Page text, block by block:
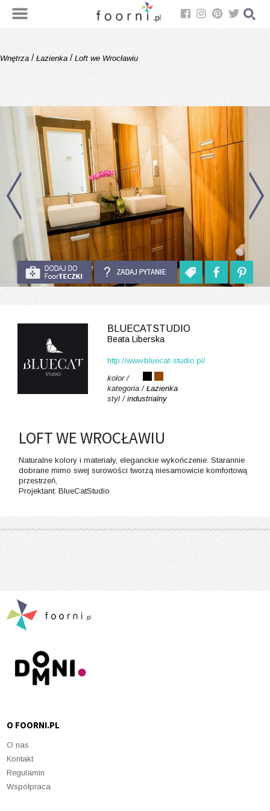
Wnętrza / Łazienka / Loft we Wrocławiu
BLUECATSTUDIO
Beata Liberska
http://www.bluecat-studio.pl/
kolor /
kategoria / Łazienka
styl / industrialny
LOFT WE WROCŁAWIU
Naturalne kolory i materiały, eleganckie wykończenie. Starannie
dobrane mimo swej surowości tworzą niesamowicie komfortową
przestrzeń,
Projektant: BlueCatStudio
O FOORNI.PL
O nas
Kontakt
Regulamin
Współpraca